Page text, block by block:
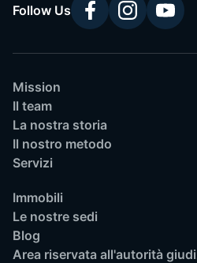
Follow Us
Mission
Il team
La nostra storia
Il nostro metodo
Servizi
Immobili
Le nostre sedi
Blog
Area riservata all'autorità